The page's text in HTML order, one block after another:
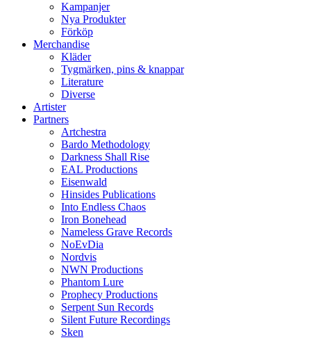
Kampanjer
Nya Produkter
Förköp
Merchandise
Kläder
Tygmärken, pins & knappar
Literature
Diverse
Artister
Partners
Artchestra
Bardo Methodology
Darkness Shall Rise
EAL Productions
Eisenwald
Hinsides Publications
Into Endless Chaos
Iron Bonehead
Nameless Grave Records
NoEvDia
Nordvis
NWN Productions
Phantom Lure
Prophecy Productions
Serpent Sun Records
Silent Future Recordings
Sken